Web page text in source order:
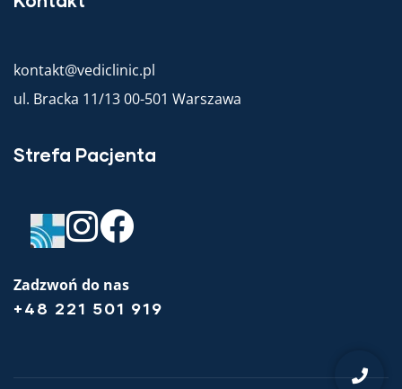
kontakt@vediclinic.pl
ul. Bracka 11/13 00-501 Warszawa
Strefa Pacjenta
Zadzwoń do nas
+48 221 501 919